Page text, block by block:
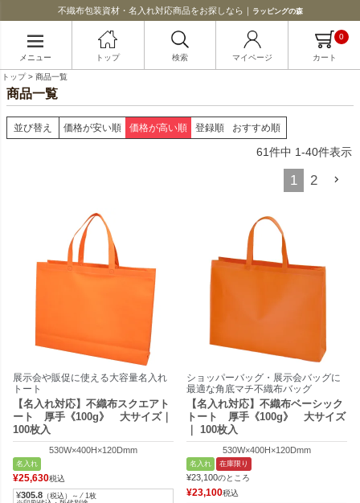
不織布包装資材・名入れ対応商品をお探しなら｜ ラッピングの森
メニュー トップ 検索 マイページ カート
0
トップ 商品一覧
商品一覧
並び替え 価格が安い順 価格が高い順 登録順 おすすめ順
61件中 1-40件表示
1 2
展示会や販促に使える大容量名入れ
トート
【名入れ対応】不織布スクエアト
ート 厚手《100g》 大サイズ｜
100枚入
530W×400H×120Dmm
名入れ
¥25,630税込
¥305.8 （税込）～ ⁄ 1枚
ショッパーバッグ・展示会バッグに
最適な角底マチ不織布バッグ
【名入れ対応】不織布ベーシック
トート 厚手《100g》 大サイズ
｜ 100枚入
530W×400H×120Dmm
名入れ 在庫限り
¥23,100のところ
¥23,100税込